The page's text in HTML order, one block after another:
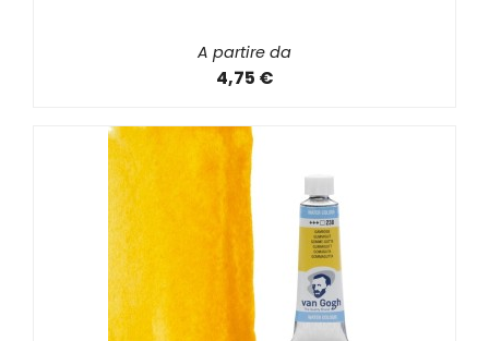
A partire da
4,75 €